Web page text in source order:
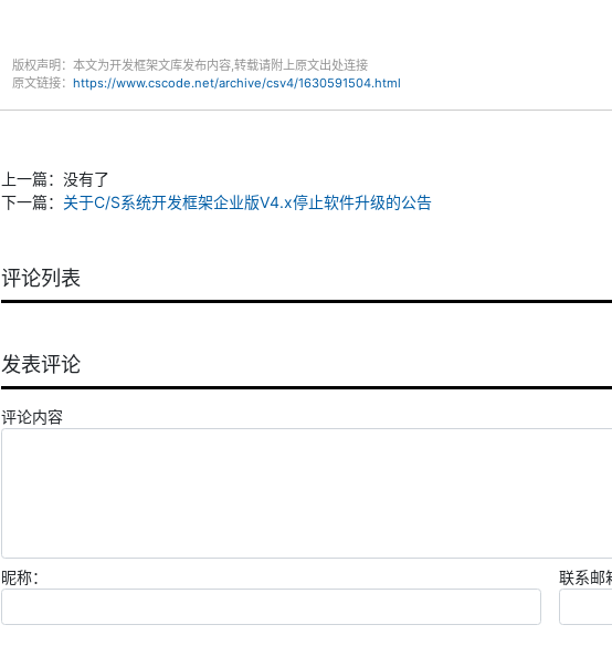
版权声明：本文为开发框架文库发布内容,转载请附上原文出处连接
原文链接： https://www.cscode.net/archive/csv4/1630591504.html
上一篇：没有了
下一篇： 关于C/S系统开发框架企业版V4.x停止软件升级的公告
评论列表
发表评论
评论内容
昵称： 联系邮